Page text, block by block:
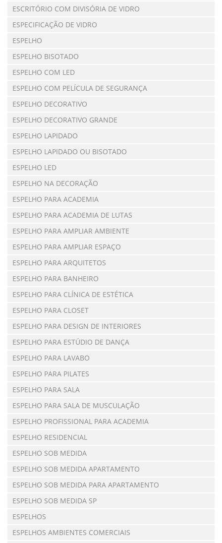
ESCRITÓRIO COM DIVISÓRIA DE VIDRO
ESPECIFICAÇÃO DE VIDRO
ESPELHO
ESPELHO BISOTADO
ESPELHO COM LED
ESPELHO COM PELÍCULA DE SEGURANÇA
ESPELHO DECORATIVO
ESPELHO DECORATIVO GRANDE
ESPELHO LAPIDADO
ESPELHO LAPIDADO OU BISOTADO
ESPELHO LED
ESPELHO NA DECORAÇÃO
ESPELHO PARA ACADEMIA
ESPELHO PARA ACADEMIA DE LUTAS
ESPELHO PARA AMPLIAR AMBIENTE
ESPELHO PARA AMPLIAR ESPAÇO
ESPELHO PARA ARQUITETOS
ESPELHO PARA BANHEIRO
ESPELHO PARA CLÍNICA DE ESTÉTICA
ESPELHO PARA CLOSET
ESPELHO PARA DESIGN DE INTERIORES
ESPELHO PARA ESTÚDIO DE DANÇA
ESPELHO PARA LAVABO
ESPELHO PARA PILATES
ESPELHO PARA SALA
ESPELHO PARA SALA DE MUSCULAÇÃO
ESPELHO PROFISSIONAL PARA ACADEMIA
ESPELHO RESIDENCIAL
ESPELHO SOB MEDIDA
ESPELHO SOB MEDIDA APARTAMENTO
ESPELHO SOB MEDIDA PARA APARTAMENTO
ESPELHO SOB MEDIDA SP
ESPELHOS
ESPELHOS AMBIENTES COMERCIAIS